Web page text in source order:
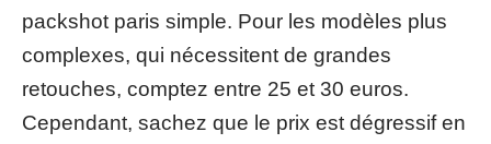
packshot paris simple. Pour les modèles plus
complexes, qui nécessitent de grandes
retouches, comptez entre 25 et 30 euros.
Cependant, sachez que le prix est dégressif en